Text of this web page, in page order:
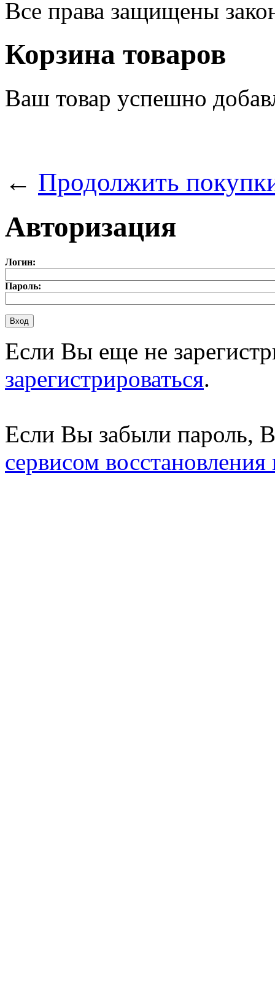
Все права защищены
Корзина товаров
Ваш товар успешно
← Продолжить
Авторизация
Логин:
Пароль:
Если Вы еще не
зарегистрироваться.
Если Вы забыли пароль,
сервисом восстановления